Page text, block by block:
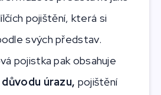
pojištění, která si
svých představ.
pojistka pak obsahuje
úrazu, pojištění